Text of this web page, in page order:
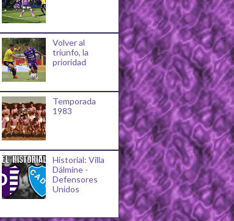
Volver al
triunfo, la
prioridad
Temporada
1983
Historial: Villa
Dálmine -
Defensores
Unidos